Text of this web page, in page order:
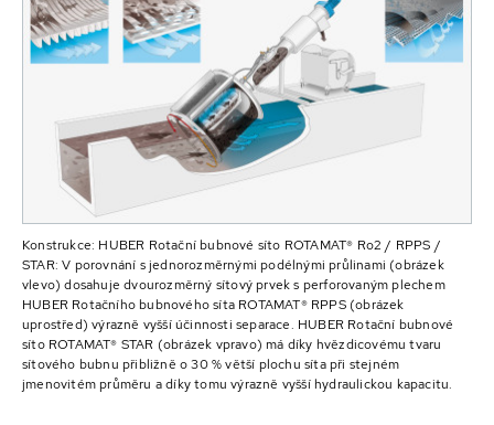
Konstrukce: HUBER Rotační bubnové síto ROTAMAT® Ro2 / RPPS /
STAR: V porovnání s jednorozměrnými podélnými průlinami (obrázek
vlevo) dosahuje dvourozměrný sítový prvek s perforovaným plechem
HUBER Rotačního bubnového síta ROTAMAT® RPPS (obrázek
uprostřed) výrazně vyšší účinnosti separace. HUBER Rotační bubnové
síto ROTAMAT® STAR (obrázek vpravo) má díky hvězdicovému tvaru
sítového bubnu přibližně o 30 % větší plochu síta při stejném
jmenovitém průměru a díky tomu výrazně vyšší hydraulickou kapacitu.